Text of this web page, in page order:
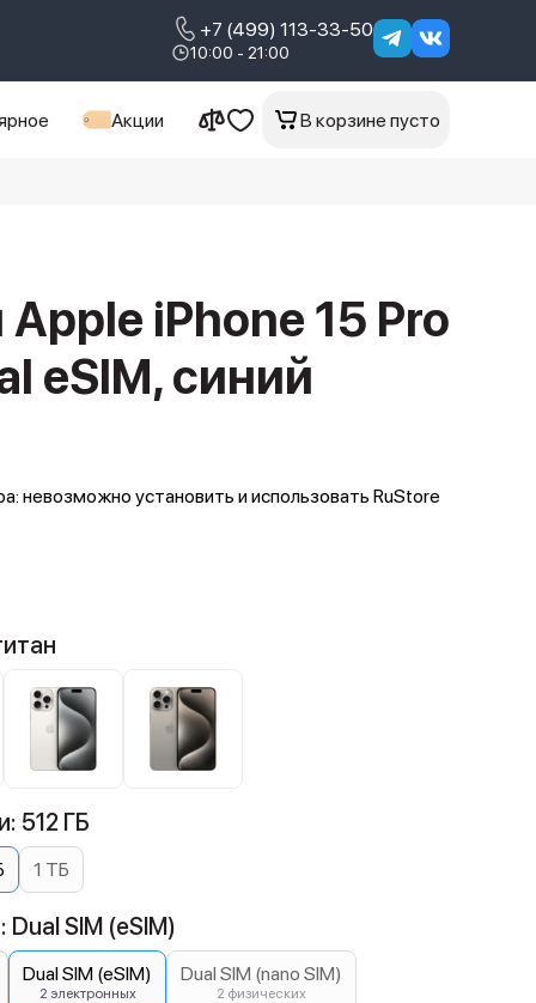
+7 (499) 113-33-50
10:00 - 21:00
Акции В корзине пусто
iPhone 15 Pro
eSIM, синий
невозможно установить и использовать RuStore
512 ГБ
1 ТБ
SIM (eSIM)
Dual SIM (eSIM)
2 электронных
Dual SIM (nano SIM)
2 физических